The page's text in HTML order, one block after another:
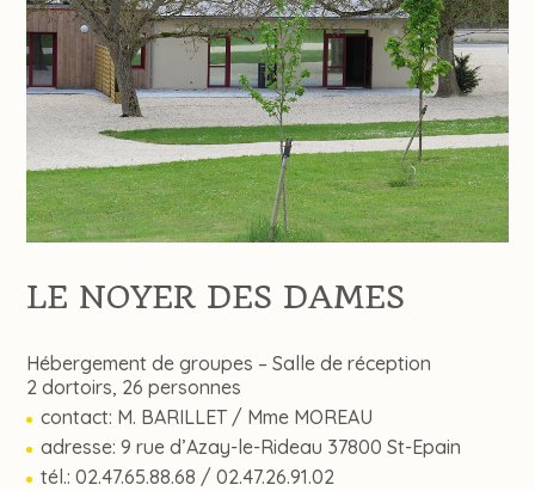
LE NOYER DES DAMES
Hébergement de groupes – Salle de réception
2 dortoirs, 26 personnes
contact: M. BARILLET / Mme MOREAU
adresse: 9 rue d’Azay-le-Rideau 37800 St-Epain
tél.: 02.47.65.88.68 / 02.47.26.91.02